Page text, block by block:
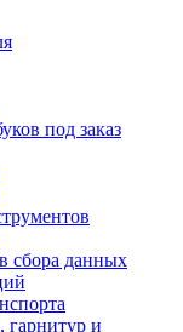
под заказ
сбора данных
гарнитур и